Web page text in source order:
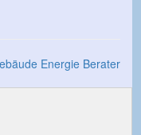
Energie Berater